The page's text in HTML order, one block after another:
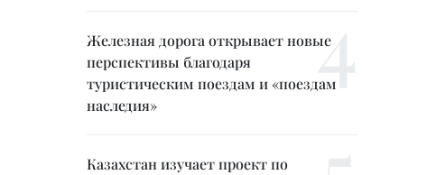
Железная дорога открывает новые
перспективы благодаря
туристическим поездам и «поездам
наследия»
Казахстан изучает проект по